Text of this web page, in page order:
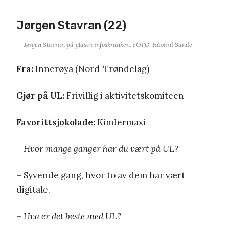
Jørgen Stavran (22)
Jørgen Stavran på plass i infoskranken. FOTO: Håvard Sande
Fra:Innerøya (Nord-Trøndelag)
Gjør på UL:Frivillig i aktivitetskomiteen
Favorittsjokolade:Kindermaxi
– Hvor mange ganger har du vært på UL?
– Syvende gang, hvor to av dem har vært
digitale.
– Hva er det beste med UL?